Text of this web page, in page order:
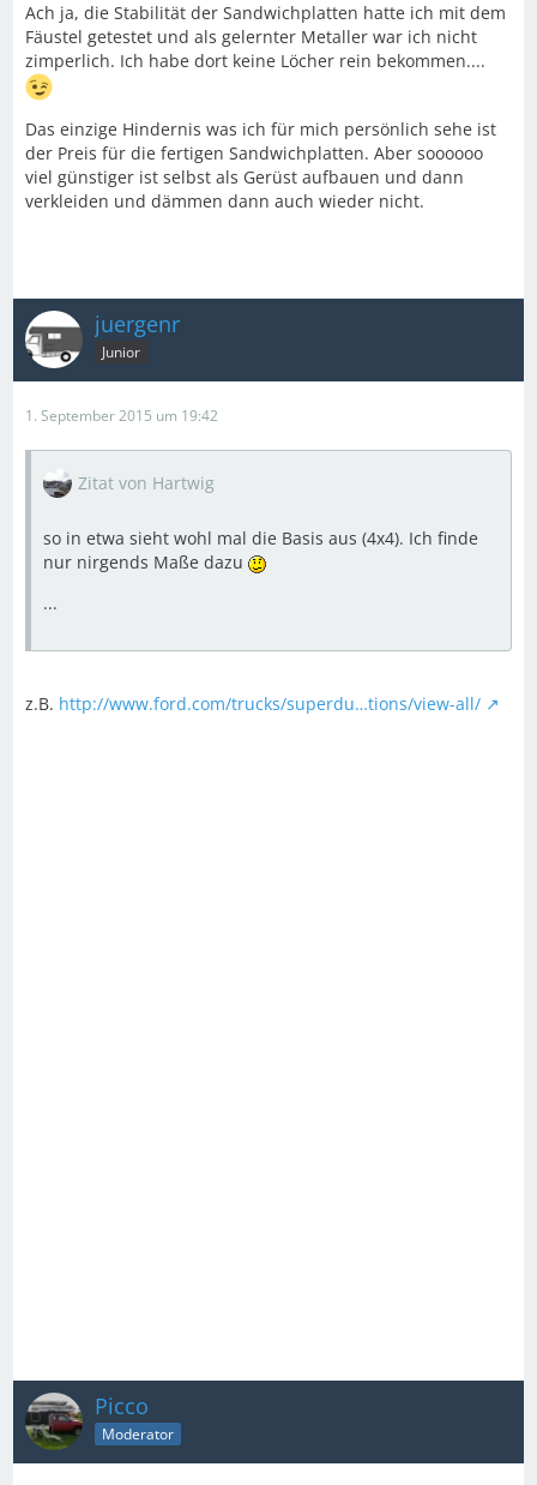
Ach ja, die Stabilität der Sandwichplatten hatte ich mit dem
Fäustel getestet und als gelernter Metaller war ich nicht
zimperlich. Ich habe dort keine Löcher rein bekommen....
Das einzige Hindernis was ich für mich persönlich sehe ist
der Preis für die fertigen Sandwichplatten. Aber soooooo
viel günstiger ist selbst als Gerüst aufbauen und dann
verkleiden und dämmen dann auch wieder nicht.
juergenr
Junior
1. September 2015 um 19:42
Zitat von Hartwig
so in etwa sieht wohl mal die Basis aus (4x4). Ich finde
nur nirgends Maße dazu
...
z.B. http://www.ford.com/trucks/superdu…tions/view-all/
Picco
Moderator